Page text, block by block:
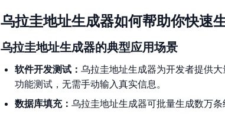
乌拉圭地址生成器如何帮助你快速
乌拉圭地址生成器的典型应用场景
软件开发测试： 乌拉圭地址生成器为开发者提供
功能测试，无需手动输入真实信息。
数据库填充： 乌拉圭地址生成器可批量生成数万